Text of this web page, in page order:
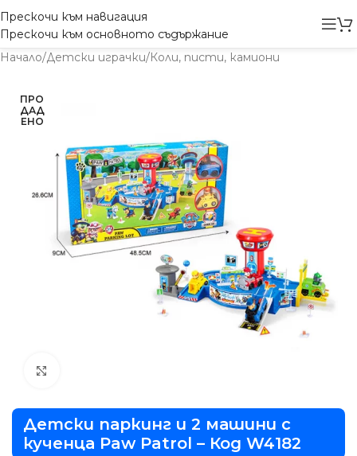
Прескочи към навигация
Прескочи към основното съдържание
Начало/Детски играчки/Коли, писти, камиони
ПРО
ДАД
ЕНО
Детски паркинг и 2 машини с
кученца Paw Patrol – Код W4182